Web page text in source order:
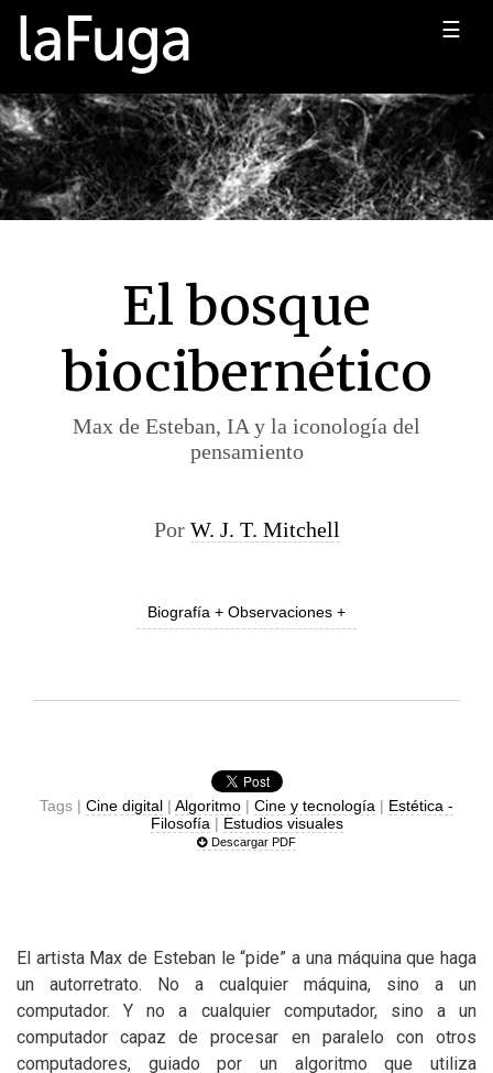
☰
El bosque
biocibernético
Max de Esteban, IA y la iconología del
pensamiento
Por W. J. T. Mitchell
Biografía + Observaciones +
Tags | Cine digital | Algoritmo | Cine y tecnología | Estética -
Filosofía | Estudios visuales
Descargar PDF
El artista Max de Esteban le “pide” a una máquina que haga
un autorretrato. No a cualquier máquina, sino a un
computador. Y no a cualquier computador, sino a un
computador capaz de procesar en paralelo con otros
computadores, guiado por un algoritmo que utiliza